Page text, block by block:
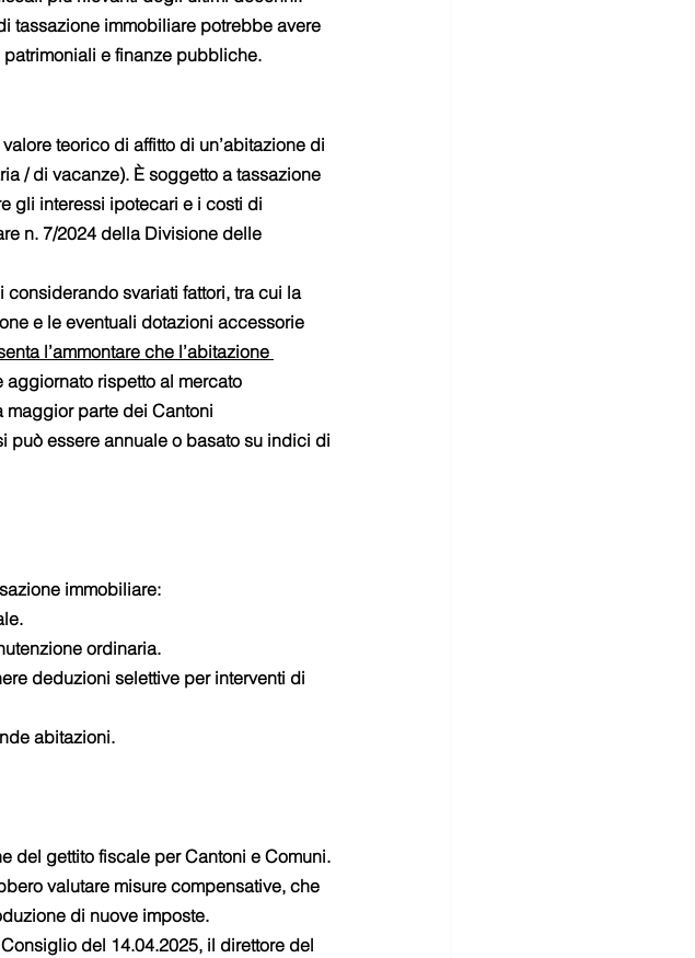
tassazione immobiliare potrebbe avere
e finanze pubbliche.
teorico di affitto di un’abitazione di
/ di vacanze). È soggetto a tassazione
gli interessi ipotecari e i costi di
n. 7/2024 della Divisione delle
svariati fattori, tra cui la
e le eventuali dotazioni accessorie
l’ammontare che l’abitazione
aggiornato rispetto al mercato
parte dei Cantoni
può essere annuale o basato su indici di
immobiliare:
ordinaria.
deduzioni selettive per interventi di
abitazioni.
del gettito fiscale per Cantoni e Comuni.
valutare misure compensative, che
di nuove imposte.
del 14.04.2025, il direttore del